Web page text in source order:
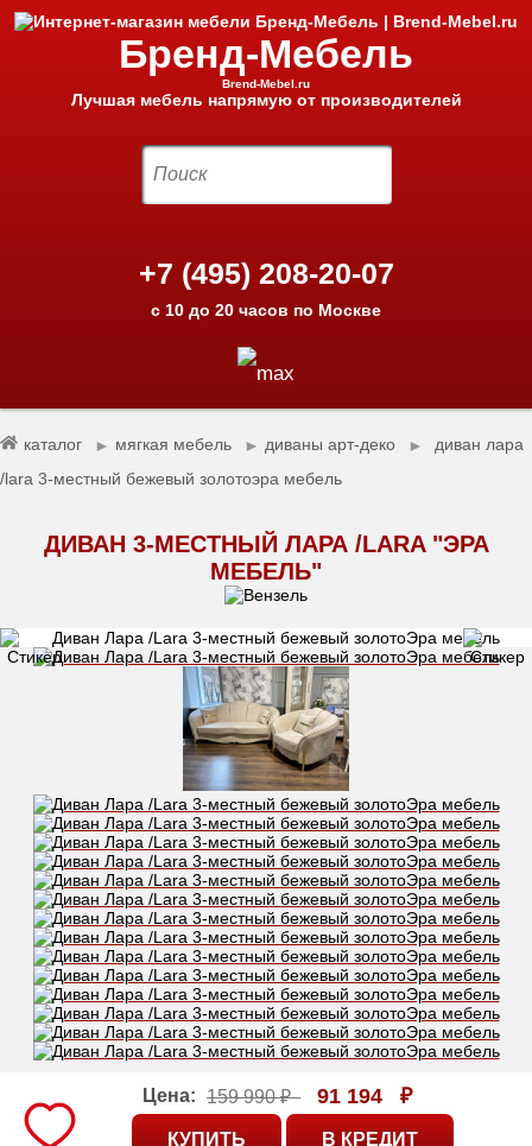
Бренд-Мебель
Brend-Mebel.ru
Лучшая мебель напрямую от производителей
+7 (495) 208-20-07
с 10 до 20 часов по Москве
каталог ► мягкая мебель ► диваны арт-деко ►
диван лара
/lara 3-местный бежевый золотоэра мебель
ДИВАН 3-МЕСТНЫЙ ЛАРА /LARA "ЭРА
МЕБЕЛЬ"
Цена: 159 990 ₽ 91 194 ₽